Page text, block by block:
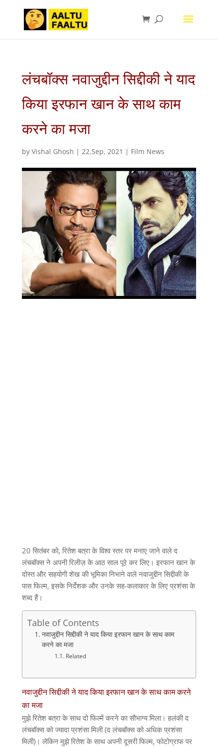
लंचबॉक्स नवाजुद्दीन सिद्दीकी ने याद
किया इरफान खान के साथ काम
करने का मजा
by Vishal Ghosh | 22,Sep, 2021 | Film News
20 सितंबर को, रितेश बत्रा के विश्व स्तर पर मनाए जाने वाले द
लंचबॉक्स ने अपनी रिलीज़ के आठ साल पूरे कर लिए। इरफान खान के
दोस्त और सहयोगी शेख की भूमिका निभाने वाले नवाजुद्दीन सिद्दीकी के
पास फिल्म, इसके निर्देशक और उनके सह-कलाकार के लिए प्रशंसा के
शब्द हैं।
Table of Contents
नवाजुद्दीन सिद्दीकी ने याद किया इरफान खान के साथ काम
करने का मजा
Related
नवाजुद्दीन सिद्दीकी ने याद किया इरफान खान के साथ काम करने
का मजा
मुझे रितेश बत्रा के साथ दो फिल्में करने का सौभाग्य मिला। हलंकी द
लंचबॉक्स को ज्यादा प्रशंसा मिली (द लंचबॉक्स को अधिक प्रशंसा
मिली)। लेकिन मुझे रितेश के साथ अपनी दूसरी फिल्म, फोटोग्राफ पर